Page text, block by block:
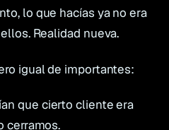
lo que hacías ya no era
Realidad nueva.
igual de importantes:
que cierto cliente era
cerramos.